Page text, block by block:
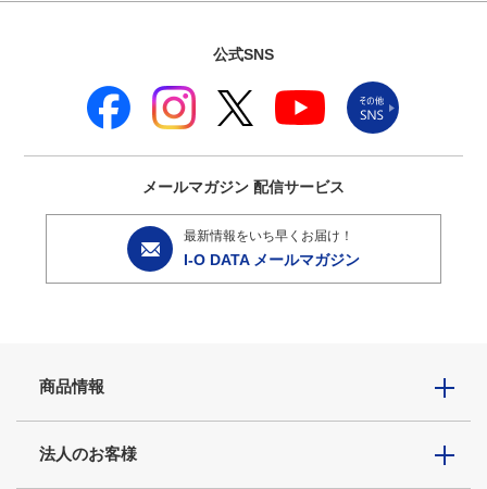
公式SNS
メールマガジン 配信サービス
最新情報をいち早くお届け！
I-O DATA メールマガジン
商品情報
法人のお客様